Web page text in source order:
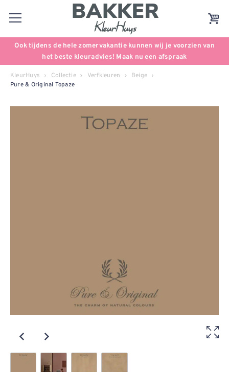
Ook tijdens de hele zomervakantie kunnen wij je voorzien van
het beste kleuradvies! Maak nu een afspraak
KleurHuys Collectie Verfkleuren Beige
Pure & Original Topaze